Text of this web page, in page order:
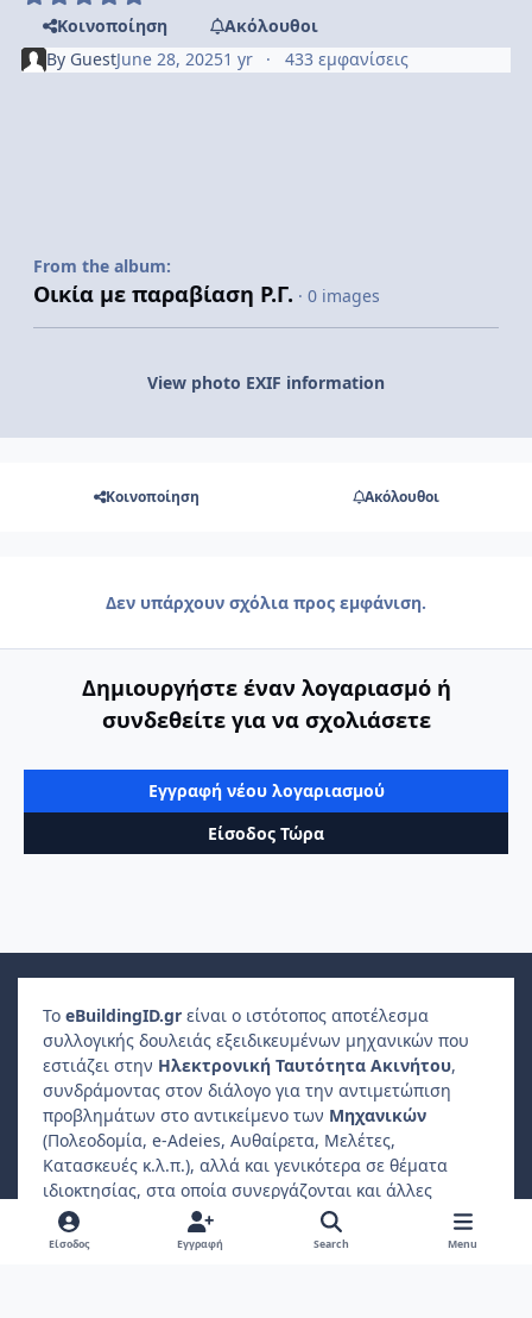
Κοινοποίηση
Ακόλουθοι
By GuestJune 28, 20251 yr 433 εμφανίσεις
From the album:
Οικία με παραβίαση Ρ.Γ. · 0 images
View photo EXIF information
Κοινοποίηση Ακόλουθοι
Δεν υπάρχουν σχόλια προς εμφάνιση.
Δημιουργήστε έναν λογαριασμό ή
συνδεθείτε για να σχολιάσετε
Εγγραφή νέου λογαριασμού
Είσοδος Τώρα
Το eBuildingID.gr είναι ο ιστότοπος αποτέλεσμα
συλλογικής δουλειάς εξειδικευμένων μηχανικών που
εστιάζει στην Ηλεκτρονική Ταυτότητα Ακινήτου,
συνδράμοντας στον διάλογο για την αντιμετώπιση
προβλημάτων στο αντικείμενο των Μηχανικών
(Πολεοδομία, e-Adeies, Αυθαίρετα, Μελέτες,
Κατασκευές κ.λ.π.), αλλά και γενικότερα σε θέματα
ιδιοκτησίας, στα οποία συνεργάζονται και άλλες
επαγγελματικές ενώσεις, όπως
Δικηγόροι
Συμβολαιογράφοι Φοροτεχνικοί
κ.λ.π..
Είσοδος Εγγραφή Search Menu